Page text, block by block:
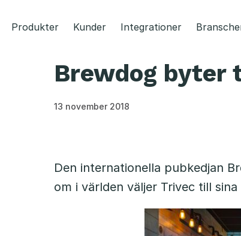
Produkter Kunder Integrationer
Brewdog byter
13 november 2018
Den internationella pubkedjan
om i världen väljer Trivec till